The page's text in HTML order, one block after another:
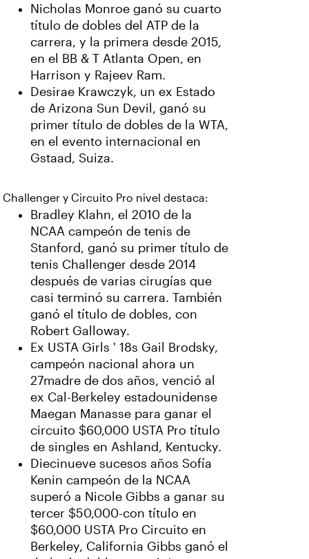
Nicholas Monroe ganó su cuarto
título de dobles del ATP de la
carrera, y la primera desde 2015,
en el BB & T Atlanta Open, en
Harrison y Rajeev Ram.
Desirae Krawczyk, un ex Estado
de Arizona Sun Devil, ganó su
primer título de dobles de la WTA,
en el evento internacional en
Gstaad, Suiza.
Challenger y Circuito Pro nivel destaca:
Bradley Klahn, el 2010 de la
NCAA campeón de tenis de
Stanford, ganó su primer título de
tenis Challenger desde 2014
después de varias cirugías que
casi terminó su carrera. También
ganó el título de dobles, con
Robert Galloway.
Ex USTA Girls ' 18s Gail Brodsky,
campeón nacional ahora un
27madre de dos años, venció al
ex Cal-Berkeley estadounidense
Maegan Manasse para ganar el
circuito $60,000 USTA Pro título
de singles en Ashland, Kentucky.
Diecinueve sucesos años Sofía
Kenin campeón de la NCAA
superó a Nicole Gibbs a ganar su
tercer $50,000-con título en
$60,000 USTA Pro Circuito en
Berkeley, California Gibbs ganó el